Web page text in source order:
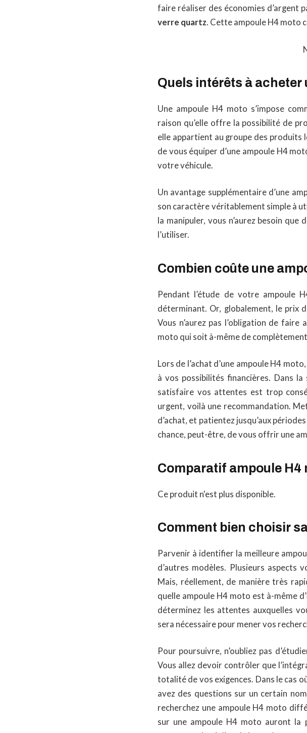
faire réaliser des économies d’argent
verre quartz. Cette ampoule H4 moto
Quels intérêts à acheter
Une ampoule H4 moto s’impose
raison qu’elle offre la possibilité de
elle appartient au groupe des produits
de vous équiper d’une ampoule H4
votre véhicule.
Un avantage supplémentaire d’une
son caractère véritablement simple à
la manipuler, vous n’aurez besoin
l’utiliser.
Combien coûte une
Pendant l’étude de votre ampoule
déterminant. Or, globalement, le prix
Vous n’aurez pas l’obligation de
moto qui soit à-même de
Lors de l’achat d’une ampoule H4
à vos possibilités financières. Dans
satisfaire vos attentes est trop
urgent, voilà une recommandation.
d’achat, et patientez jusqu’aux
chance, peut-être, de vous offrir une
Comparatif ampoule H4
Ce produit n'est plus disponible.
Comment bien choisir
Parvenir à identifier la meilleure
d’autres modèles. Plusieurs
Mais, réellement, de manière très
quelle ampoule H4 moto est à-même
déterminez les attentes auxquelles
sera nécessaire pour mener vos
Pour poursuivre, n’oubliez pas
Vous allez devoir contrôler que
totalité de vos exigences. Dans le cas
avez des questions sur un certain
recherchez une ampoule H4 moto
sur une ampoule H4 moto auront la